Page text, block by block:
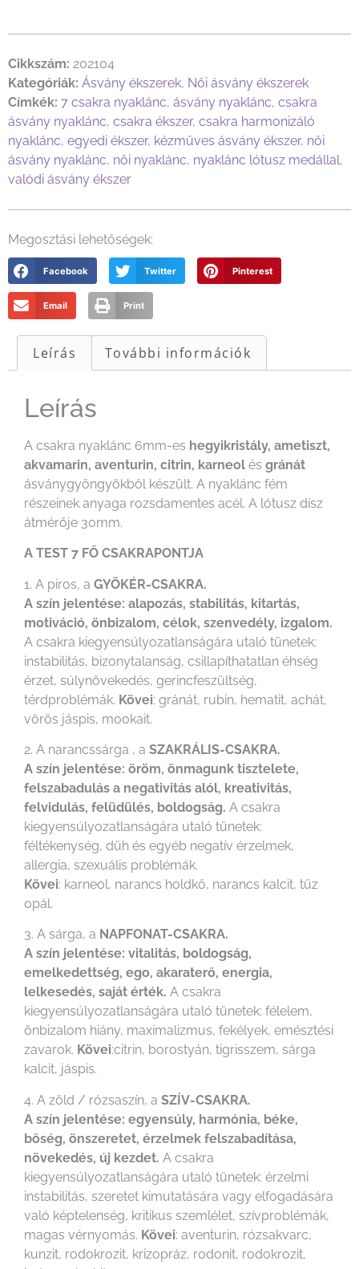
Cikkszám: 202104
Kategóriák: Ásvány ékszerek, Női ásvány ékszerek
Címkék: 7 csakra nyaklánc, ásvány nyaklánc, csakra
ásvány nyaklánc, csakra ékszer, csakra harmonizáló
nyaklánc, egyedi ékszer, kézműves ásvány ékszer, női
ásvány nyaklánc, női nyaklánc, nyaklánc lótusz medállal,
valódi ásvány ékszer
Megosztási lehetőségek:
Facebook Twitter Pinterest
Email Print
Leírás További információk
Leírás
A csakra nyaklánc 6mm-es hegyikristály, ametiszt,
akvamarin, aventurin, citrin, karneol és gránát
ásványgyöngyökből készült. A nyaklánc fém
részeinek anyaga rozsdamentes acél. A lótusz dísz
átmérője 30mm.
A TEST 7 FŐ CSAKRAPONTJA
1. A piros, a GYÖKÉR-CSAKRA.
A szín jelentése: alapozás, stabilitás, kitartás,
motiváció, önbizalom, célok, szenvedély, izgalom.
A csakra kiegyensúlyozatlanságára utaló tünetek:
instabilitás, bizonytalanság, csillapíthatatlan éhség
érzet, súlynövekedés, gerincfeszültség,
térdproblémák. Kövei: gránát, rubin, hematit, achát,
vörös jáspis, mookait.
2. A narancssárga , a SZAKRÁLIS-CSAKRA.
A szín jelentése: öröm, önmagunk tisztelete,
felszabadulás a negativitás alól, kreativitás,
felvidulás, felüdülés, boldogság. A csakra
kiegyensúlyozatlanságára utaló tünetek:
féltékenység, düh és egyéb negatív érzelmek,
allergia, szexuális problémák.
Kövei: karneol, narancs holdkő, narancs kalcit, tűz
opál.
3. A sárga, a NAPFONAT-CSAKRA.
A szín jelentése: vitalitás, boldogság,
emelkedettség, ego, akaraterő, energia,
lelkesedés, saját érték. A csakra
kiegyensúlyozatlanságára utaló tünetek: félelem,
önbizalom hiány, maximalizmus, fekélyek, emésztési
zavarok. Kövei:citrin, borostyán, tigrisszem, sárga
kalcit, jáspis.
4. A zöld / rózsaszín, a SZÍV-CSAKRA.
A szín jelentése: egyensúly, harmónia, béke,
bőség, önszeretet, érzelmek felszabadítása,
növekedés, új kezdet. A csakra
kiegyensúlyozatlanságára utaló tünetek: érzelmi
instabilitás, szeretet kimutatására vagy elfogadására
való képtelenség, kritikus szemlélet, szívproblémák,
magas vérnyomás. Kövei: aventurin, rózsakvarc,
kunzit, rodokrozit, krizopráz, rodonit, rodokrozit,